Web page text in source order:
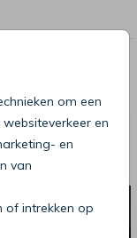
om een
en
en
van
of intrekken op
iets